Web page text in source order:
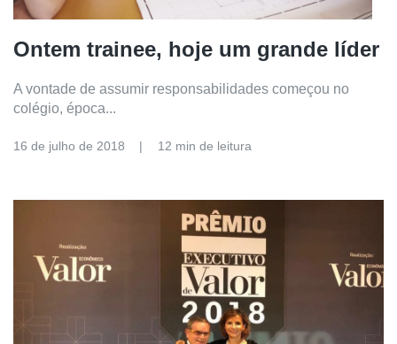
Ontem trainee, hoje um grande líder
A vontade de assumir responsabilidades começou no
colégio, época...
16 de julho de 2018 12 min de leitura